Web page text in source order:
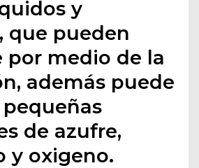
y
que pueden
por medio de la
además puede
de azufre,
y oxigeno.